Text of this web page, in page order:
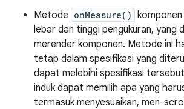
Metode onMeasure()
lebar dan tinggi pengukuran, yang
merender komponen. Metode ini
tetap dalam spesifikasi yang
dapat melebihi spesifikasi
induk dapat memilih apa yang
termasuk menyesuaikan, men-